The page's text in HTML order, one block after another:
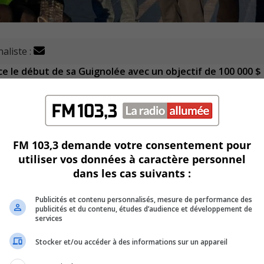
:
le début de sa Guignolée avec un objectif de 100 000 $
enfants prennent leur Envol ! » fait appel aux dons
de 9h30 à 16h00, entres-autres, aux coins de la rue Saint-
comme le coin du boulevard Taschereau et de la
Saint-Lambert.
cette campagne est réalisable.
au
FM 103,3 demande votre consentement pour
utiliser vos données à caractère personnel
dans les cas suivants :
Publicités et contenu personnalisés, mesure de performance des
publicités et du contenu, études d’audience et développement de
services
Stocker et/ou accéder à des informations sur un appareil